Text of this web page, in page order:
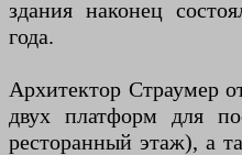
здания наконец
года.
Архитектор Страумер
двух платформ для
ресторанный этаж), а